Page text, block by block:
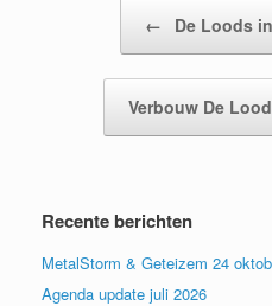
← De Loods
Verbouw De
Recente berichten
MetalStorm & Geteizem 24
Agenda update juli 2026